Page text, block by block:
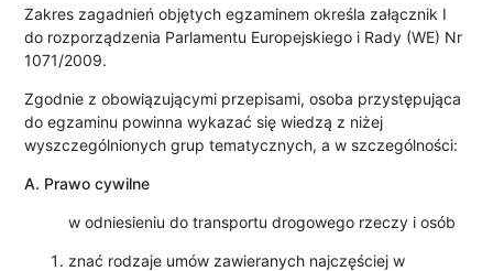
Zakres zagadnień objętych egzaminem określa załącznik I
do rozporządzenia Parlamentu Europejskiego i Rady (WE) Nr
1071/2009.
Zgodnie z obowiązującymi przepisami, osoba przystępująca
do egzaminu powinna wykazać się wiedzą z niżej
wyszczególnionych grup tematycznych, a w szczególności:
A. Prawo cywilne
w odniesieniu do transportu drogowego rzeczy i osób
znać rodzaje umów zawieranych najczęściej w